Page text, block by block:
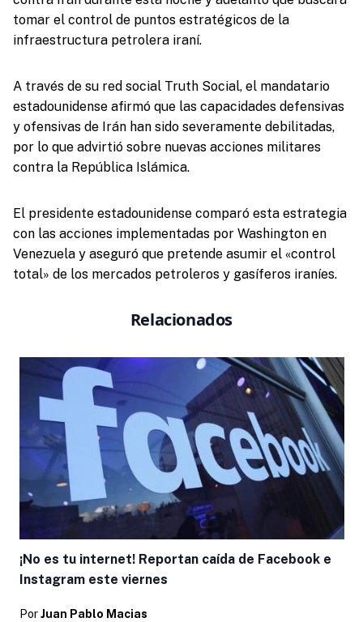
tomar el control de puntos estratégicos de la
infraestructura petrolera iraní.
A través de su red social Truth Social, el mandatario
estadounidense afirmó que las capacidades defensivas
y ofensivas de Irán han sido severamente debilitadas,
por lo que advirtió sobre nuevas acciones militares
contra la República Islámica.
El presidente estadounidense comparó esta estrategia
con las acciones implementadas por Washington en
Venezuela y aseguró que pretende asumir el «control
total» de los mercados petroleros y gasíferos iraníes.
Relacionados
¡No es tu internet! Reportan caída de Facebook e
Instagram este viernes
Por Juan Pablo Macias